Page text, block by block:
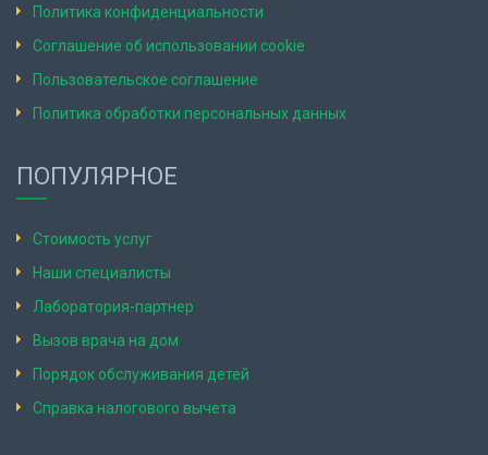
Политика конфиденциальности
Соглашение об использовании cookie
Пользовательское соглашение
Политика обработки персональных данных
ПОПУЛЯРНОЕ
Стоимость услуг
Наши специалисты
Лаборатория-партнер
Вызов врача на дом
Порядок обслуживания детей
Справка налогового вычета